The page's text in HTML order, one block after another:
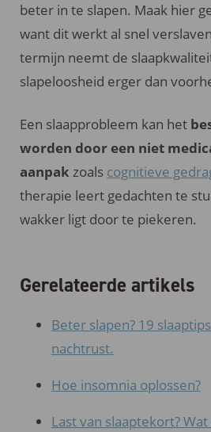
beter in te slapen. Maak hier
want dit werkt al snel
termijn neemt de
slapeloosheid erger dan
Een slaapprobleem kan het
worden door een niet
aanpak zoals cognitieve
therapie leert gedachten te
wakker ligt door te piekeren.
Gerelateerde artikels
Beter slapen? 19
nachtrust.
Hoe insomnia oplossen?
Last van slaaptekort?